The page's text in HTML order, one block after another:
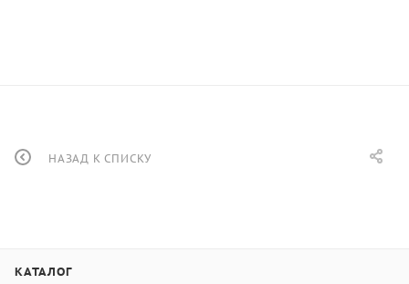
НАЗАД К СПИСКУ
КАТАЛОГ